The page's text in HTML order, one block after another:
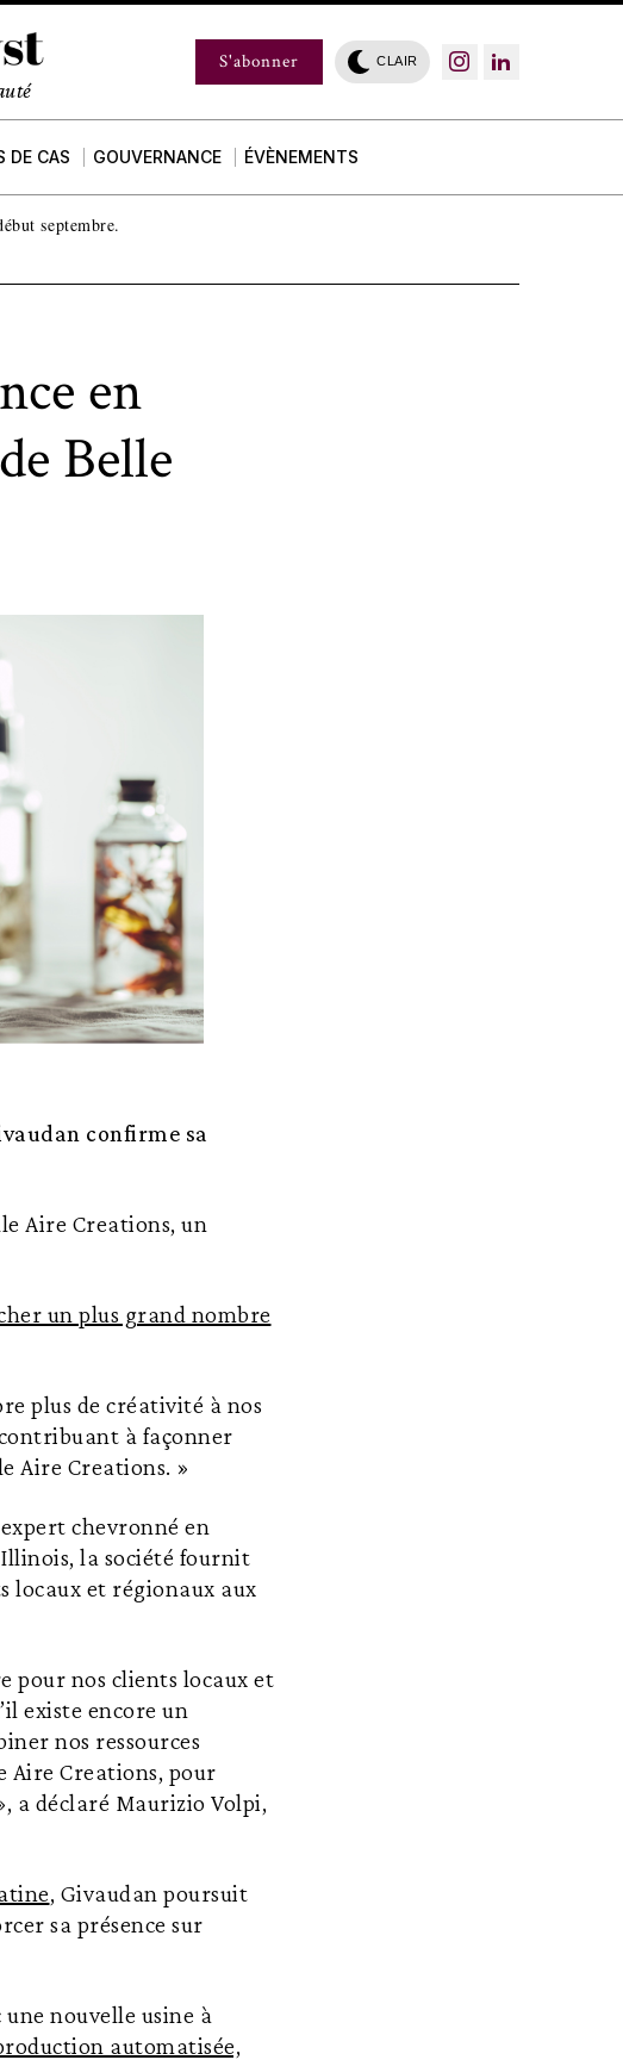
S'abonner CLAIR
DE CAS GOUVERNANCE ÉVÈNEMENTS
septembre.
en
Belle
confirme sa
Aire Creations, un
un plus grand nombre
plus de créativité à nos
à façonner
Aire Creations. »
chevronné en
la société fournit
locaux et régionaux aux
pour nos clients locaux et
existe encore un
nos ressources
Aire Creations, pour
a déclaré Maurizio Volpi,
, Givaudan poursuit
sa présence sur
une nouvelle usine à
automatisée,